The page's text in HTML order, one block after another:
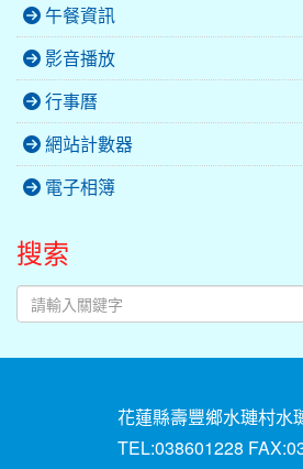
午餐資訊
影音播放
行事曆
網站計數器
電子相簿
搜索
花蓮縣壽豐鄉水璉村水
TEL:038601228